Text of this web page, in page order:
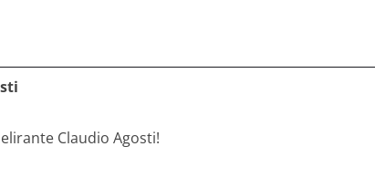
Claudio Agosti!